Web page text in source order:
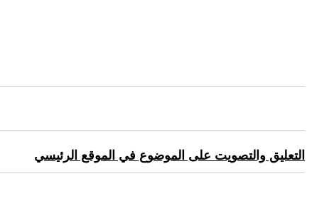
التعليق والتصويت على الموضوع في الموقع الرئيسي